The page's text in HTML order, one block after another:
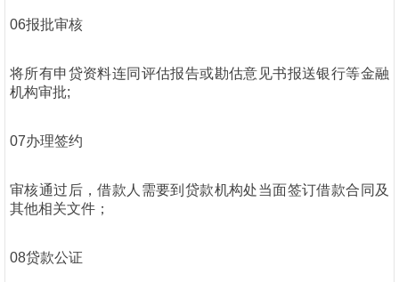
06报批审核
将所有申贷资料连同评估报告或勘估意见书报送银行等金融
机构审批;
07办理签约
审核通过后，借款人需要到贷款机构处当面签订借款合同及
其他相关文件；
08贷款公证